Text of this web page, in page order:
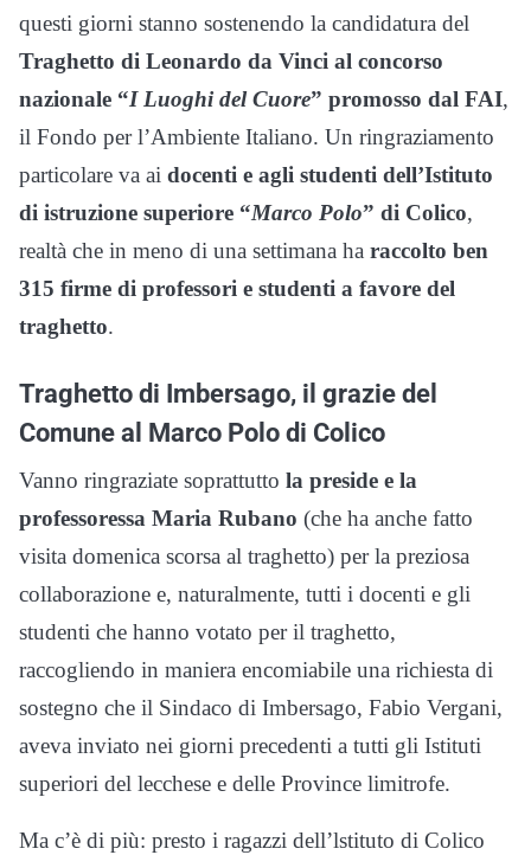
questi giorni stanno sostenendo la candidatura del
Traghetto di Leonardo da Vinci al concorso
nazionale “I Luoghi del Cuore” promosso dal FAI,
il Fondo per l’Ambiente Italiano. Un ringraziamento
particolare va ai docenti e agli studenti dell’Istituto
di istruzione superiore “Marco Polo” di Colico,
realtà che in meno di una settimana ha raccolto ben
315 firme di professori e studenti a favore del
traghetto.
Traghetto di Imbersago, il grazie del
Comune al Marco Polo di Colico
Vanno ringraziate soprattutto la preside e la
professoressa Maria Rubano (che ha anche fatto
visita domenica scorsa al traghetto) per la preziosa
collaborazione e, naturalmente, tutti i docenti e gli
studenti che hanno votato per il traghetto,
raccogliendo in maniera encomiabile una richiesta di
sostegno che il Sindaco di Imbersago, Fabio Vergani,
aveva inviato nei giorni precedenti a tutti gli Istituti
superiori del lecchese e delle Province limitrofe.
Ma c’è di più: presto i ragazzi dell’lstituto di Colico